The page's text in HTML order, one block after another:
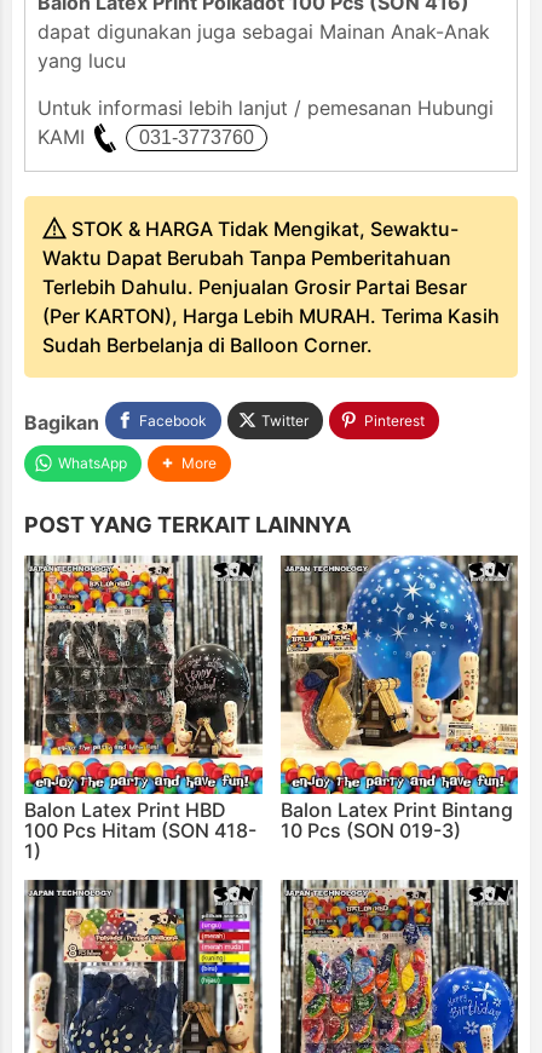
dapat digunakan juga sebagai Mainan Anak-Anak
yang lucu
Untuk informasi lebih lanjut / pemesanan Hubungi
KAMI
STOK & HARGA Tidak Mengikat, Sewaktu-
Waktu Dapat Berubah Tanpa Pemberitahuan
Terlebih Dahulu. Penjualan Grosir Partai Besar
(Per KARTON), Harga Lebih MURAH. Terima Kasih
Sudah Berbelanja di Balloon Corner.
Bagikan Facebook Twitter Pinterest
WhatsApp More
POST YANG TERKAIT LAINNYA
Balon Latex Print HBD
100 Pcs Hitam (SON 418-
1)
Balon Latex Print Bintang
10 Pcs (SON 019-3)